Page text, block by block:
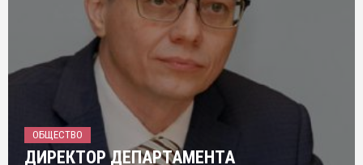
ОБЩЕСТВО
ДИРЕКТОР ДЕПАРТАМЕНТА